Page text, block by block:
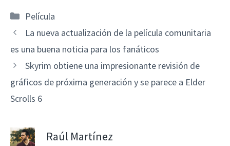
Categorías
Película
La nueva actualización de la película comunitaria
es una buena noticia para los fanáticos
Skyrim obtiene una impresionante revisión de
gráficos de próxima generación y se parece a Elder
Scrolls 6
Raúl Martínez